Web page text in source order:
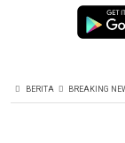
BERITA BREAKING